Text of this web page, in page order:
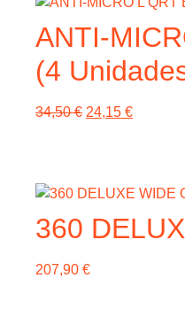
tiene
múltiples
variantes.
Las
se
la
página
de
producto
ANTI-
(4
34,50€ El
34,50 €.
24,15 €El
24,15 €.
360
207,90 €